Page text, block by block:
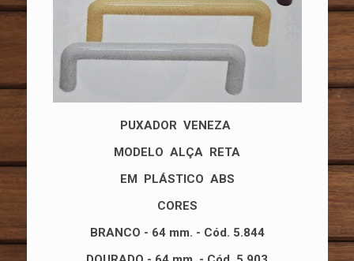
PUXADOR VENEZA
MODELO ALÇA RETA
EM PLÁSTICO ABS
CORES
BRANCO - 64 mm. - Cód. 5.844